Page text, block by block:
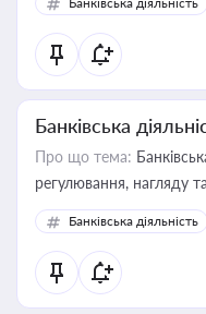
контрагентами
Банківська
Про що тема:
регулювання, нагляду
Банківська діяльність